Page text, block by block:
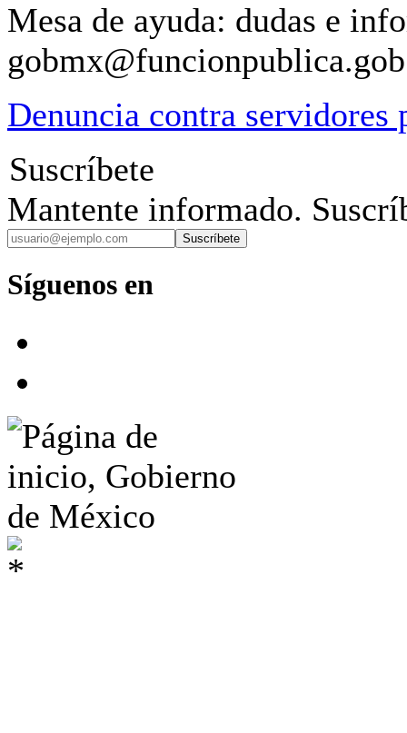
Mesa de ayuda: dudas e
Denuncia contra servidores
Suscríbete
Mantente informado.
Suscríbete
Síguenos en